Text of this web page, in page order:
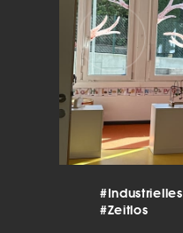
#Zeitlos